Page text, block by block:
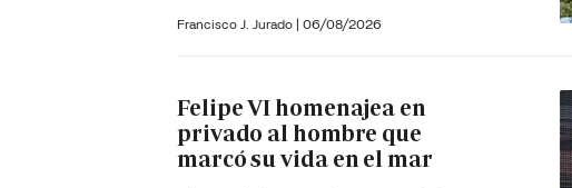
Francisco J. Jurado | 06/08/2026
Felipe VI homenajea en
privado al hombre que
marcó su vida en el mar